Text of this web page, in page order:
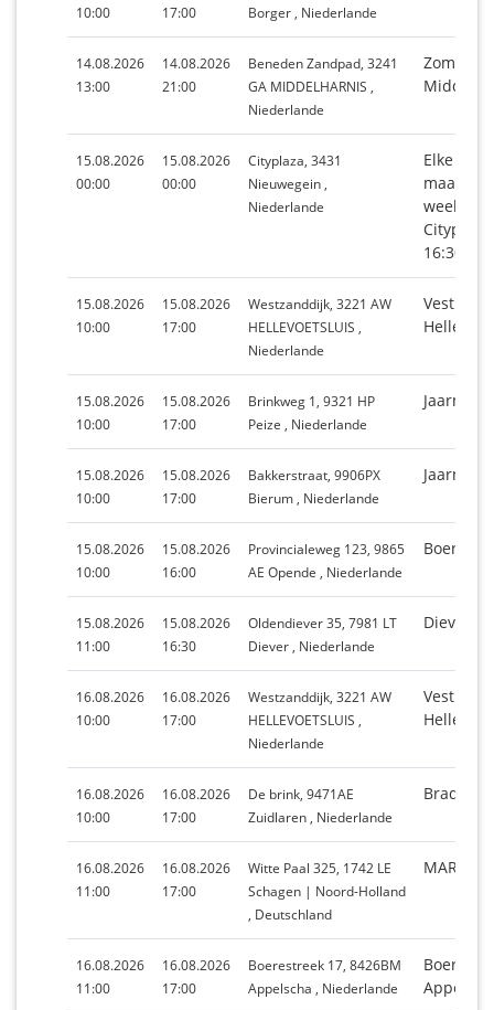
10:00
17:00
Borger , Niederlande
14.08.2026
13:00
14.08.2026
21:00
Beneden Zandpad, 3241
GA MIDDELHARNIS ,
Niederlande
15.08.2026
00:00
15.08.2026
00:00
Cityplaza, 3431
Nieuwegein ,
Niederlande
Elke 3e
maand
16:30
15.08.2026
10:00
15.08.2026
17:00
Westzanddijk, 3221 AW
HELLEVOETSLUIS ,
Niederlande
15.08.2026
10:00
15.08.2026
17:00
Brinkweg 1, 9321 HP
Peize , Niederlande
15.08.2026
10:00
15.08.2026
17:00
Bakkerstraat, 9906PX
Bierum , Niederlande
15.08.2026
10:00
15.08.2026
16:00
Provincialeweg 123, 9865
AE Opende , Niederlande
15.08.2026
11:00
15.08.2026
16:30
Oldendiever 35, 7981 LT
Diever , Niederlande
Diever
16.08.2026
10:00
16.08.2026
17:00
Westzanddijk, 3221 AW
HELLEVOETSLUIS ,
Niederlande
16.08.2026
10:00
16.08.2026
17:00
De brink, 9471AE
Zuidlaren , Niederlande
Braderie
16.08.2026
11:00
16.08.2026
17:00
Witte Paal 325, 1742 LE
Schagen | Noord-Holland
, Deutschland
MARKT
16.08.2026
11:00
16.08.2026
17:00
Boerestreek 17, 8426BM
Appelscha , Niederlande